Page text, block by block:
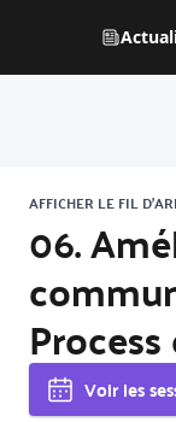
AFFICHER LE FIL
06.
Voir les